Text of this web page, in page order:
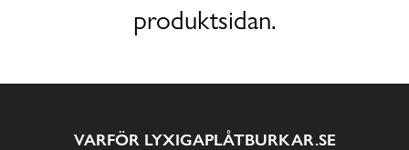
produktsidan.
VARFÖR LYXIGAPLÅTBURKAR.SE